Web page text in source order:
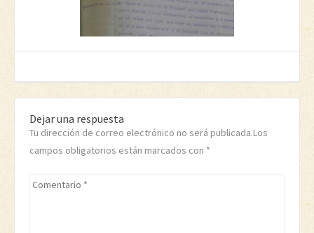
Dejar una respuesta
Tu dirección de correo electrónico no será publicada.Los
campos obligatorios están marcados con *
Comentario